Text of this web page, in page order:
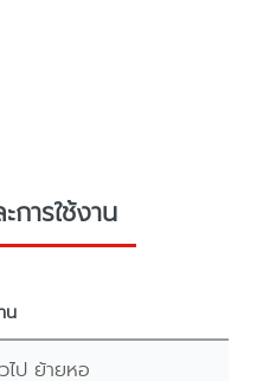
การใช้งาน
น
ไป ย้ายหอ